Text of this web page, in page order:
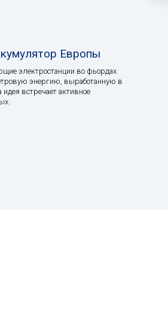
Европы
электростанции во фьордах
энергию, выработанную в
встречает активное